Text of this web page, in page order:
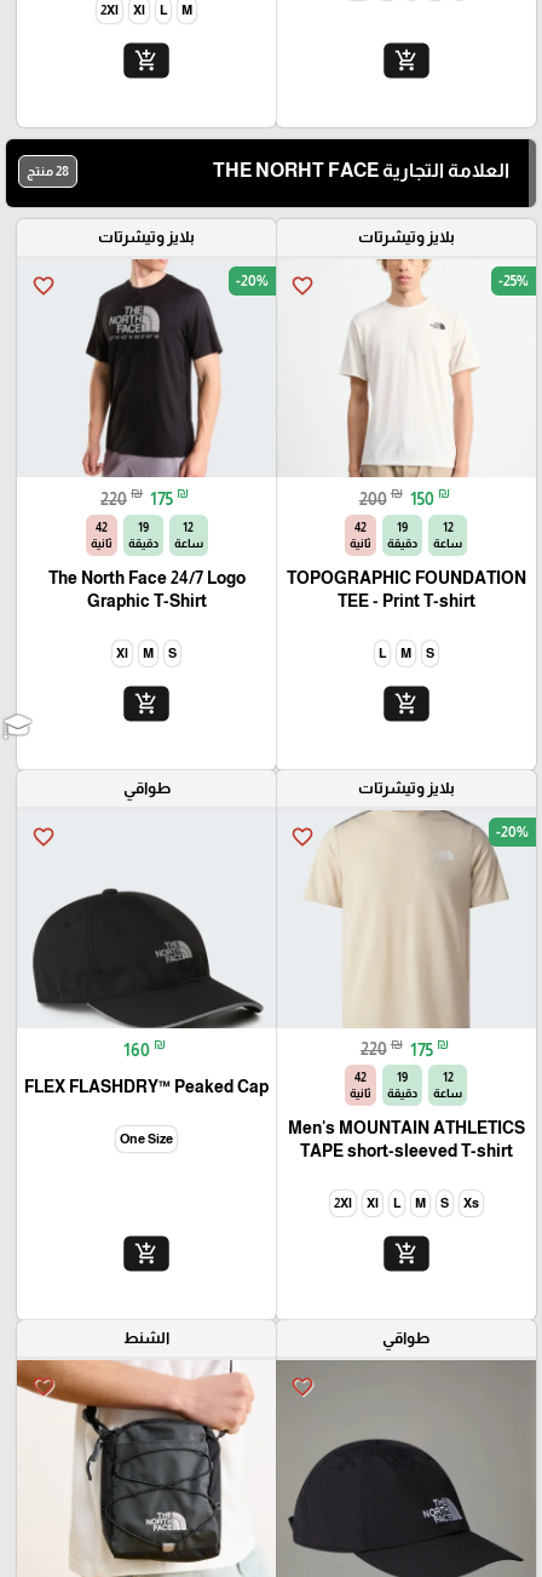
add_shopping_cart
M
L
Xl
2Xl
add_shopping_cart
العلامة التجارية THE NORHT FACE 28 منتج
بلايز وتيشرتات
favorite_border -25%
200 ₪ 150 ₪
12
ساعة
19
دقيقة
40
ثانية
TOPOGRAPHIC FOUNDATION
TEE - Print T-shirt
S
M
L
add_shopping_cart
بلايز وتيشرتات
favorite_border -20%
220 ₪ 175 ₪
12
ساعة
19
دقيقة
40
ثانية
The North Face 24/7 Logo
Graphic T-Shirt
S
M
Xl
add_shopping_cart
بلايز وتيشرتات
favorite_border -20%
220 ₪ 175 ₪
12
ساعة
19
دقيقة
40
ثانية
Men's MOUNTAIN ATHLETICS
TAPE short-sleeved T-shirt
Xs
S
M
L
Xl
2Xl
add_shopping_cart
طواقي
favorite_border
160 ₪
FLEX FLASHDRY™ Peaked Cap
One Size
add_shopping_cart
طواقي
favorite_border
الشنط
favorite_border